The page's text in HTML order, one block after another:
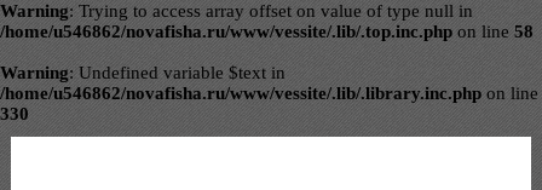
Warning: Trying to access array offset on value of type null in
/home/u546862/novafisha.ru/www/vessite/.lib/.top.inc.php on line 58
Warning: Undefined variable $text in
/home/u546862/novafisha.ru/www/vessite/.lib/.library.inc.php on line
330